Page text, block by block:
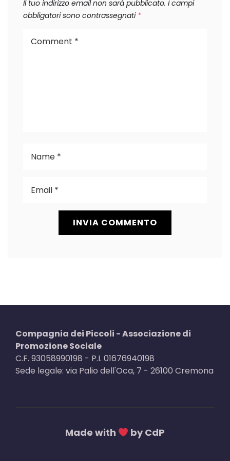
Il tuo indirizzo email non sarà pubblicato. I campi
obbligatori sono contrassegnati *
Compagnia dei Piccoli - Associazione di
Promozione Sociale
C.F. 93058990198 - P.I. 01676940198
Sede legale: via Palio dell'Oca, 7 - 26100 Cremona
Made with by CdP